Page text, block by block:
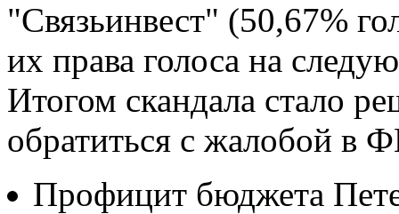
"Связьинвест" (50,67%
их права голоса на
Итогом скандала стало
обратиться с жалобой в
Профицит бюджета